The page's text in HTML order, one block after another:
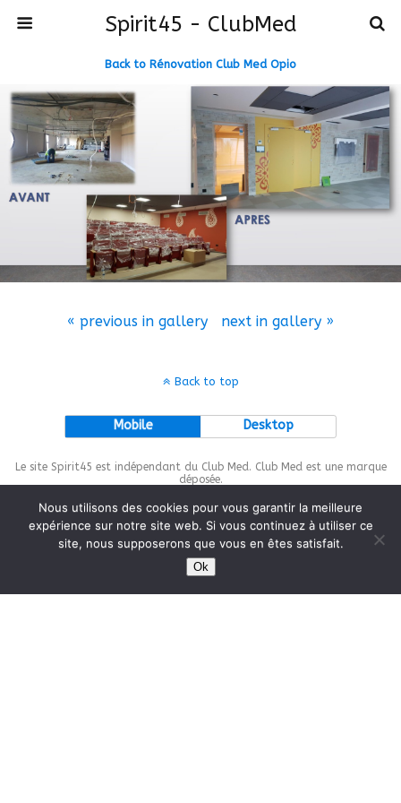
Spirit45 - ClubMed
Back to Rénovation Club Med Opio
« previous in gallery next in gallery »
Back to top
Mobile Desktop
Le site Spirit45 est indépendant du Club Med. Club Med est une marque
déposée.
This site is protected bywp-copyrightpro.com
Nous utilisons des cookies pour vous garantir la meilleure
expérience sur notre site web. Si vous continuez à utiliser ce
site, nous supposerons que vous en êtes satisfait.
Ok